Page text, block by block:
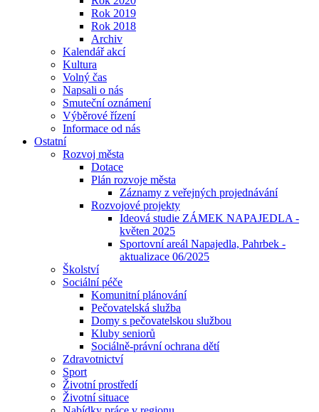
Rok 2019
Rok 2018
Archiv
Kalendář akcí
Kultura
Volný čas
Napsali o nás
Smuteční oznámení
Výběrové řízení
Informace od nás
Ostatní
Rozvoj města
Dotace
Plán rozvoje města
Záznamy z veřejných projednávání
Rozvojové projekty
Ideová studie ZÁMEK NAPAJEDLA -
květen 2025
Sportovní areál Napajedla, Pahrbek -
aktualizace 06/2025
Školství
Sociální péče
Komunitní plánování
Pečovatelská služba
Domy s pečovatelskou službou
Kluby seniorů
Sociálně-právní ochrana dětí
Zdravotnictví
Sport
Životní prostředí
Životní situace